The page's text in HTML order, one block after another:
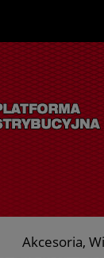
Akcesoria,